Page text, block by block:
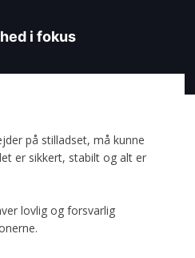
i fokus
på stilladset, må kunne
er sikkert, stabilt og alt er
lovlig og forsvarlig